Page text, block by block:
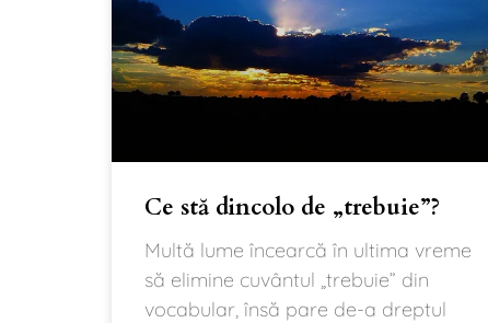
Ce stă dincolo de „trebuie”?
Multă lume încearcă în ultima vreme
să elimine cuvântul „trebuie” din
vocabular, însă pare de-a dreptul